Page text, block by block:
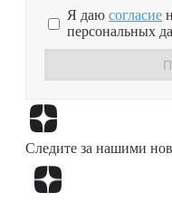
Я даю согласие
персональных
Следите за нашими